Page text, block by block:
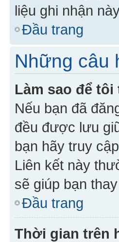
liệu ghi nhận
Đầu trang
Những câu
Làm sao để
Nếu bạn đã
đều được lưu
bạn hãy truy
Liên kết này
sẽ giúp bạn
Đầu trang
Thời gian trên